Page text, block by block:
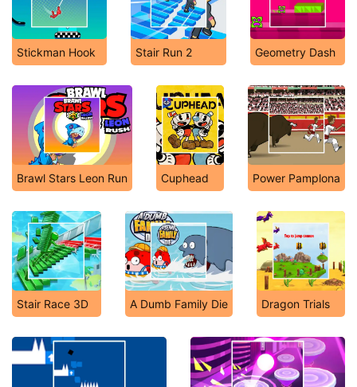
Stickman Hook Stair Run 2 Geometry Dash
Brawl Stars Leon Run Cuphead Power Pamplona
Stair Race 3D A Dumb Family Die Dragon Trials